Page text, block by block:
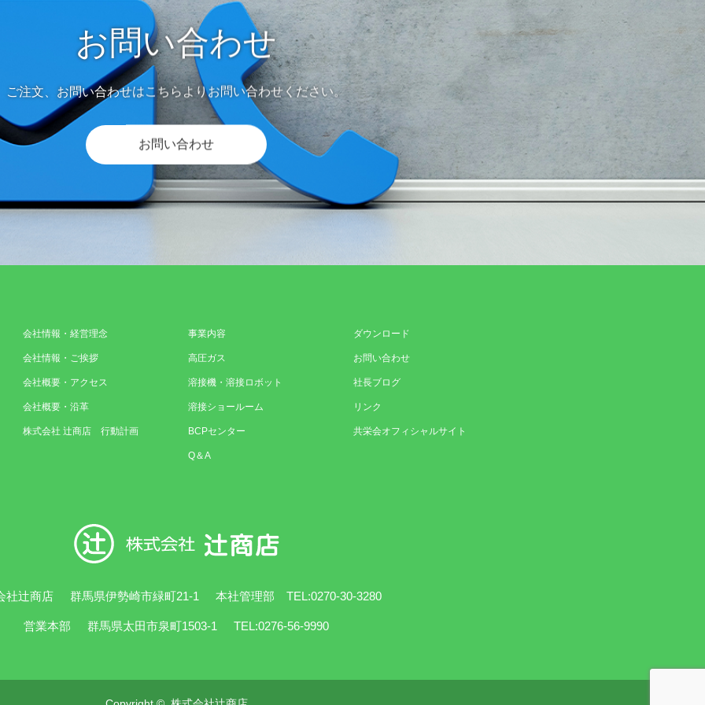
お問い合わせ
ご注文、お問い合わせはこちらよりお問い合わせください。
お問い合わせ
会社情報・経営理念
会社情報・ご挨拶
会社概要・アクセス
会社概要・沿革
株式会社 辻商店 行動計画
事業内容
高圧ガス
溶接機・溶接ロボット
溶接ショールーム
BCPセンター
Q＆A
ダウンロード
お問い合わせ
社長ブログ
リンク
共栄会オフィシャルサイト
社辻商店 群馬県伊勢崎市緑町21-1 本社管理部 TEL:0270-30-3280
営業本部 群馬県太田市泉町1503-1 TEL:0276-56-9990